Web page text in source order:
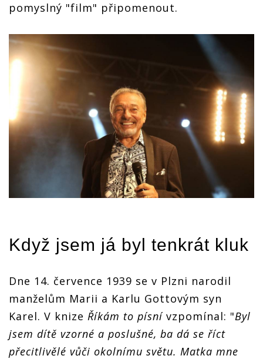
pomyslný "film" připomenout.
Když jsem já byl tenkrát kluk
Dne 14. července 1939 se v Plzni narodil
manželům Marii a Karlu Gottovým syn
Karel. V knize Říkám to písní vzpomínal: "Byl
jsem dítě vzorné a poslušné, ba dá se říct
přecitlivělé vůči okolnímu světu. Matka mne